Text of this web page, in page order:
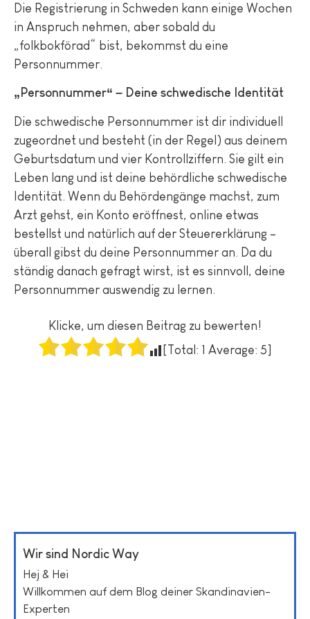
Die Registrierung in Schweden kann einige Wochen
in Anspruch nehmen, aber sobald du
„folkbokförad“ bist, bekommst du eine
Personnummer.
„Personnummer“ – Deine schwedische Identität
Die schwedische Personnummer ist dir individuell
zugeordnet und besteht (in der Regel) aus deinem
Geburtsdatum und vier Kontrollziffern. Sie gilt ein
Leben lang und ist deine behördliche schwedische
Identität. Wenn du Behördengänge machst, zum
Arzt gehst, ein Konto eröffnest, online etwas
bestellst und natürlich auf der Steuererklärung –
überall gibst du deine Personnummer an. Da du
ständig danach gefragt wirst, ist es sinnvoll, deine
Personnummer auswendig zu lernen.
Klicke, um diesen Beitrag zu bewerten!
[Total: 1 Average: 5]
Wir sind Nordic Way
Hej & Hei
Willkommen auf dem Blog deiner Skandinavien-
Experten